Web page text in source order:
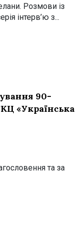
Розмови із
інтерв’ю з...
90-
«Українська
та за